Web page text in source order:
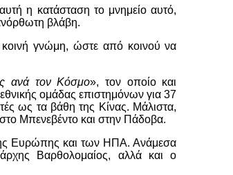
η κατάσταση το μνημείο αυτό,
βλάβη.
γνώμη, ώστε από κοινού να
ανά τον Κόσμο», τον οποίο και
ομάδας επιστημόνων για 37
ως τα βάθη της Κίνας. Μάλιστα,
στο Μπενεβέντο και στην Πάδοβα.
Ευρώπης και των ΗΠΑ. Ανάμεσα
Βαρθολομαίος, αλλά και ο